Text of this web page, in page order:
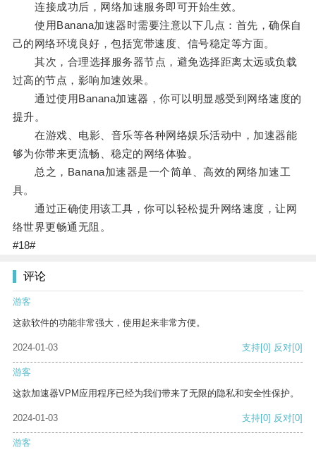
连接成功后，网络加速服务即可开始生效。
使用Banana加速器时需要注意以下几点：首先，确保自
己的网络环境良好，包括宽带速度、信号稳定等方面。
其次，合理选择服务器节点，避免选择距离太远或负载
过高的节点，影响加速效果。
通过使用Banana加速器，你可以明显感受到网络速度的
提升。
在游戏、电影、音乐等各种网络娱乐活动中，加速器能
够为你带来更流畅、稳定的网络体验。
总之，Banana加速器是一个简单、高效的网络加速工
具。
通过正确使用该工具，你可以轻松提升网络速度，让网
络世界更畅通无阻。
#18#
评论
游客
这款软件的功能非常强大，使用起来非常方便。
2024-01-03 支持[0] 反对[0]
游客
这款加速器VPM应用程序已经为我们带来了无限的隐私和安全性保护。
2024-01-03 支持[0] 反对[0]
游客